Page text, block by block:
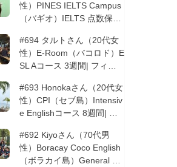
性）PINES IELTS Campus
（バギオ）IELTS 点数保証
#694 タルトさん（20代女
性）E-Room（バコロド）E
SL Aコース 3週間| フィリ
#693 Honokaさん（20代女
性）CPI（セブ島）Intensiv
e Englishコース 8週間| フ
#692 Kiyoさん（70代男
性）Boracay Coco English
（ボラカイ島）General En